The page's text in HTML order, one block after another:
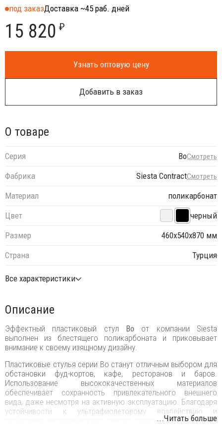
под заказДоставка ~45 раб. дней
15 820 ₽
Узнать оптовую цену
Добавить в заказ
О товаре
Серия BoСмотреть
Фабрика Siesta ContractСмотреть
Материал
поликарбонат
Цвет
черный
Размер
460х540х870 мм
Страна
Турция
Все характеристики
Описание
Эффектный пластиковый стул Bo от компании Siesta
выполнен из блестящего поликарбоната и приковывает
внимание к своему изящному дизайну.
Пластиковые стулья серии Bo станут отличным выбором для
обстановки фуд-кортов, кафе, ресторанов и баров.
Использование высококачественных материалов
обеспечивает сохранность привлекательного внешнего
вида, даже несмотря на активную эксплуатацию. Благодаря
устойчивости к ультрафиолетовому воздействию и
отсутствию металлического каркаса пластиковые стулья Bo
...Читать больше